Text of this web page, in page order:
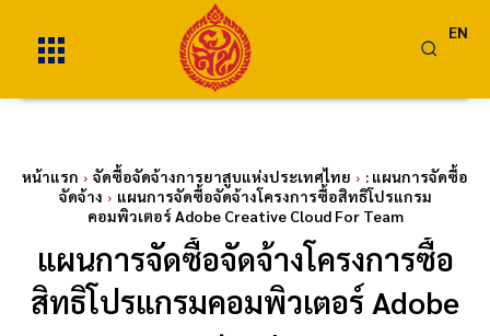
EN
หน้าแรก จัดซื้อจัดจ้างการยาสูบแห่งประเทศไทย
: แผนการจัดซื้อ
จัดจ้าง
แผนการจัดซื้อจัดจ้างโครงการซื้อสิทธิโปรแกรม
คอมพิวเตอร์ Adobe Creative Cloud For Team
แผนการจัดซื้อจัดจ้างโครงการซื้อ
สิทธิโปรแกรมคอมพิวเตอร์ Adobe